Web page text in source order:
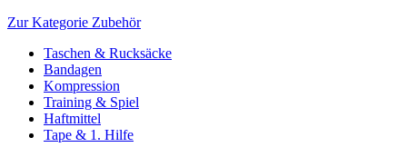
Zur Kategorie Zubehör
Taschen & Rucksäcke
Bandagen
Kompression
Training & Spiel
Haftmittel
Tape & 1. Hilfe